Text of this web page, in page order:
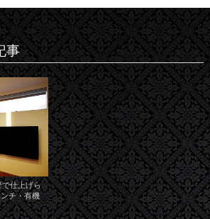
事
で仕上げら
チ・有機